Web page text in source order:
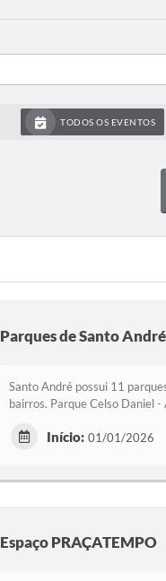
TODOS OS EVENTOS
Parques de Santo André
Santo André possui 11
bairros. Parque Celso Daniel
Início: 01/01/2026
Espaço PRAÇATEMPO